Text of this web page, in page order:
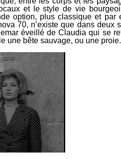
et le style de vie
option, plus classique et par
70, n’existe que dans deux
éveilléde Claudia qui se
une bête sauvage, ou une proie.